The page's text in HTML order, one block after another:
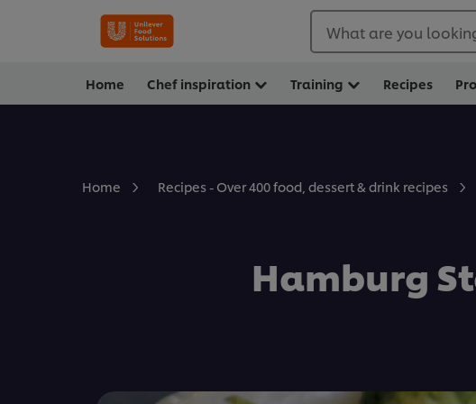
What are you
Home Chef inspiration Training Recipes
Home Recipes - Over 400 food, dessert & drink recipes
Hamburg